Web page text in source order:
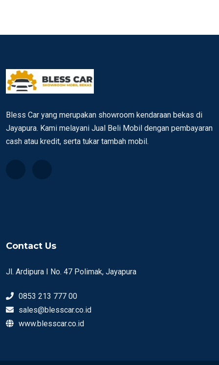
Bless Car yang merupakan showroom kendaraan bekas di
Jayapura. Kami melayani Jual Beli Mobil dengan pembayaran
cash atau kredit, serta tukar tambah mobil.
Contact Us
Jl. Ardipura I No. 47 Polimak, Jayapura
0853 213 777 00
sales@blesscar.co.id
www.blesscar.co.id